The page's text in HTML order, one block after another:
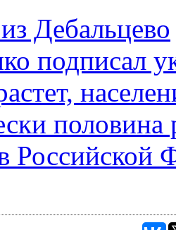
Дебальцево
подписал
Российской